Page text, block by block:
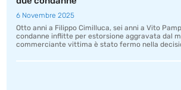
6 Novembre 2025
Otto anni a Filippo Cimilluca, sei anni a Vito
condanne inflitte per estorsione aggravata dal
commerciante vittima è stato fermo nella